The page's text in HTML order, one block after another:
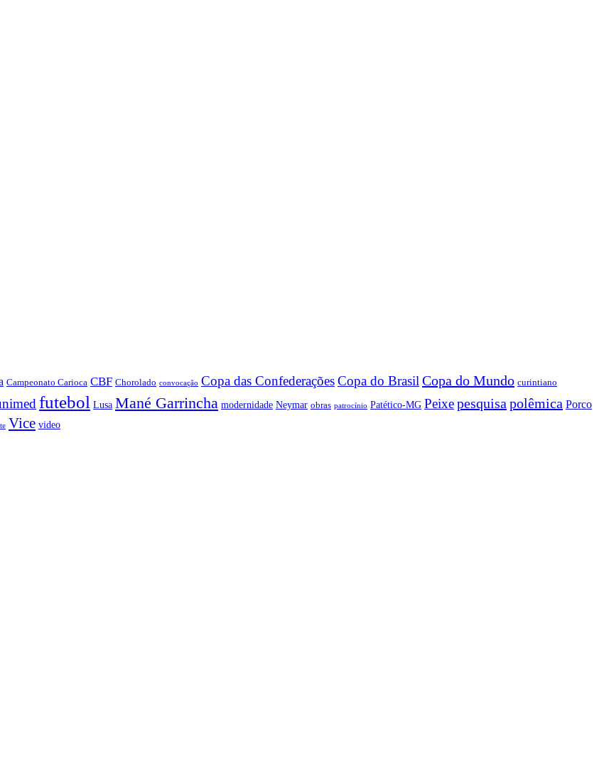
Campeonato Carioca CBF Chorolado convocação Copa das Confederações Copa do Brasil Copa do Mundo curintiano
futebol Lusa Mané Garrincha modernidade Neymar obras patrocínio Patético-MG Peixe pesquisa polêmica Porco
Vice video